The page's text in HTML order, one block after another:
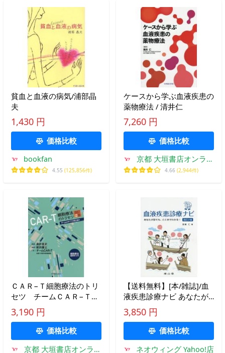
貧血と血液の病気/浦部晶
夫
1,430 円
価格比較
bookfan
4.55 (125,856件)
ケースから学ぶ血液疾患の
薬物療法 / 清井仁
7,260 円
価格比較
京都 大垣書店オンライ
ン
4.66 (2,944件)
ＣＡＲ−Ｔ細胞療法のトリ
セツ チームＣＡＲ−Ｔで
の取り組み 細胞療法運用
学入門 / 高折晃史
3,190 円
価格比較
京都 大垣書店オンライ
【送料無料】[本/雑誌]/血
液疾患診療ナビ あなたが
診ても、ここまでわかる!
(ぶらなび)/宮崎仁/編
3,850 円
価格比較
ネオウィング Yahoo!店